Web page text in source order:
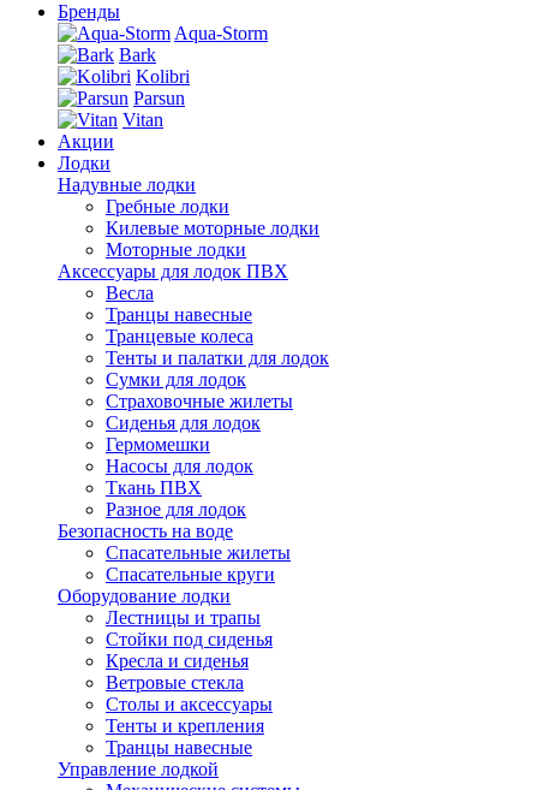
Бренды
Aqua-Storm
Bark
Kolibri
Parsun
Vitan
Акции
Лодки
Надувные лодки
Гребные лодки
Килевые моторные лодки
Моторные лодки
Аксессуары для лодок ПВХ
Весла
Транцы навесные
Транцевые колеса
Тенты и палатки для лодок
Сумки для лодок
Страховочные жилеты
Сиденья для лодок
Гермомешки
Насосы для лодок
Ткань ПВХ
Разное для лодок
Безопасность на воде
Спасательные жилеты
Спасательные круги
Оборудование лодки
Лестницы и трапы
Стойки под сиденья
Кресла и сиденья
Ветровые стекла
Столы и аксессуары
Тенты и крепления
Транцы навесные
Управление лодкой